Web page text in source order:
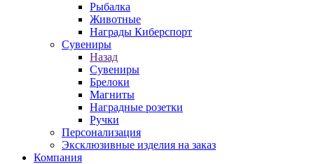
Рыбалка
Животные
Награды Киберспорт
Сувениры
Назад
Сувениры
Брелоки
Магниты
Наградные розетки
Ручки
Персонализация
Эксклюзивные изделия на заказ
Компания